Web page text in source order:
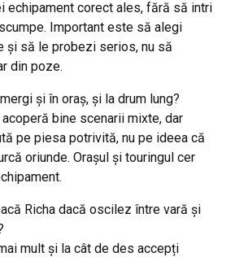
echipament corect ales, fără să intri
Important este să alegi
și să le probezi serios, nu să
din poze.
și în oraș, și la drum lung?
bine scenarii mixte, dar
pe piesa potrivită, nu pe ideea că
oriunde. Orașul și touringul cer
Richa dacă oscilez între vară și
mult și la cât de des accepți